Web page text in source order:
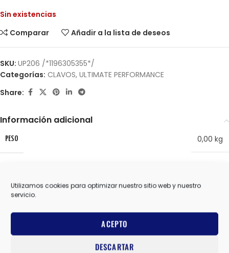
Utilizamos cookies para optimizar nuestro sitio web y nuestro
servicio.
ACEPTO
DESCARTAR
Sin existencias
Comparar
Añadir a la lista de deseos
SKU: UP206 /*1196305355*/
Categorías: CLAVOS, ULTIMATE PERFORMANCE
Share:
Información adicional
PESO 0,00 kg